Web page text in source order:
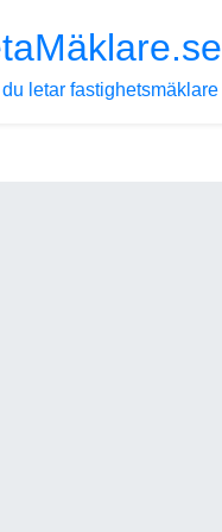
letar fastighetsmäklare